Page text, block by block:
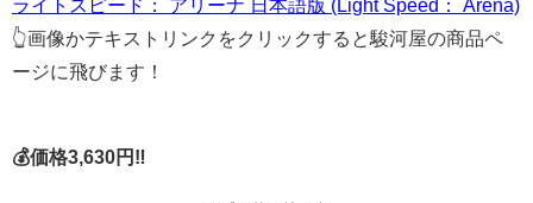
ライトスピード： アリーナ 日本語版 (Light Speed： Arena)
👆画像かテキストリンクをクリックすると駿河屋の商品ペ
ージに飛びます！
💰価格3,630円‼